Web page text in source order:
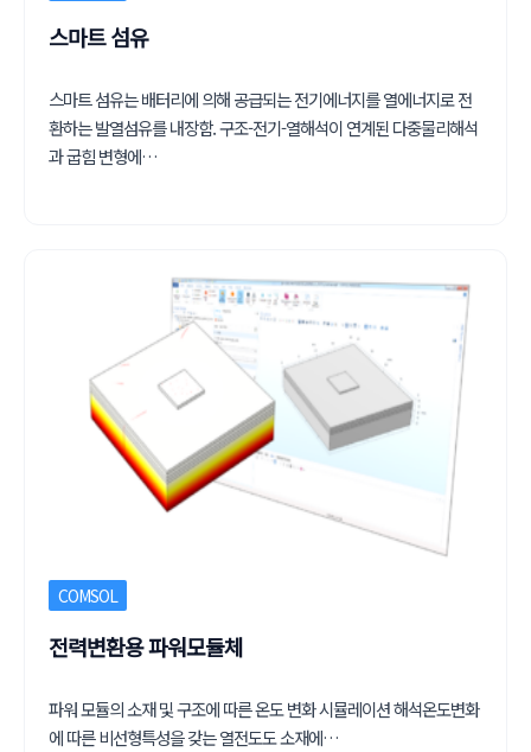
스마트 섬유
스마트 섬유는 배터리에 의해 공급되는 전기에너지를 열에너지로 전
환하는 발열섬유를 내장함. 구조-전기-열해석이 연계된 다중물리해석
과 굽힘 변형에…
COMSOL
전력변환용 파워모듈체
파워 모듈의 소재 및 구조에 따른 온도 변화 시뮬레이션 해석온도변화
에 따른 비선형특성을 갖는 열전도도 소재에…